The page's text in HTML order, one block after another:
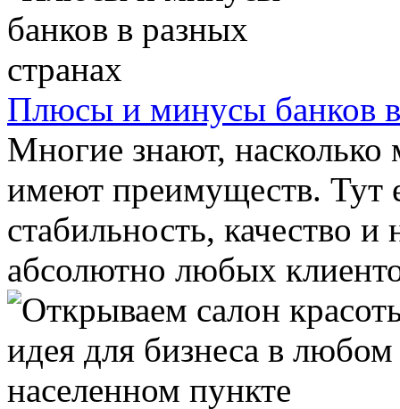
Плюсы и минусы банков
Многие знают,
имеют преимуществ. Тут
стабильность, качество
абсолютно любых